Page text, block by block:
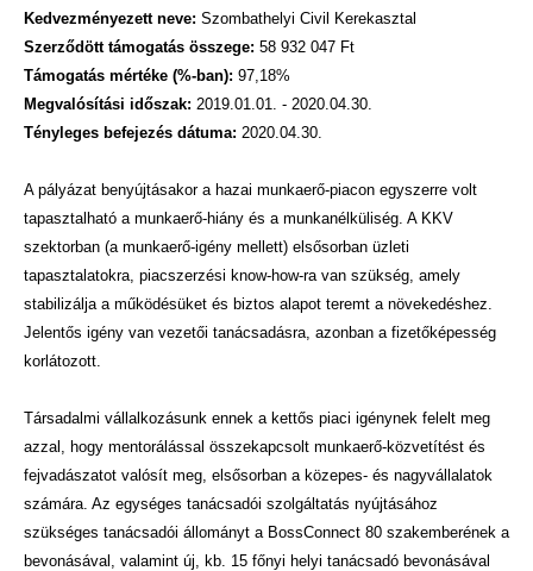
Kedvezményezett neve: Szombathelyi Civil Kerekasztal
Szerződött támogatás összege: 58 932 047 Ft
Támogatás mértéke (%-ban): 97,18%
Megvalósítási időszak: 2019.01.01. - 2020.04.30.
Tényleges befejezés dátuma: 2020.04.30.
A pályázat benyújtásakor a hazai munkaerő-piacon egyszerre volt
tapasztalható a munkaerő-hiány és a munkanélküliség. A KKV
szektorban (a munkaerő-igény mellett) elsősorban üzleti
tapasztalatokra, piacszerzési know-how-ra van szükség, amely
stabilizálja a működésüket és biztos alapot teremt a növekedéshez.
Jelentős igény van vezetői tanácsadásra, azonban a fizetőképesség
korlátozott.
Társadalmi vállalkozásunk ennek a kettős piaci igénynek felelt meg
azzal, hogy mentorálással összekapcsolt munkaerő-közvetítést és
fejvadászatot valósít meg, elsősorban a közepes- és nagyvállalatok
számára. Az egységes tanácsadói szolgáltatás nyújtásához
szükséges tanácsadói állományt a BossConnect 80 szakemberének a
bevonásával, valamint új, kb. 15 főnyi helyi tanácsadó bevonásával